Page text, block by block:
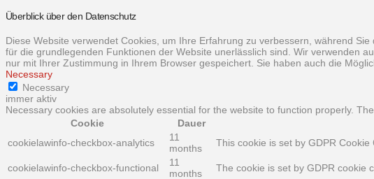
Überblick über den Datenschutz
Diese Website verwendet Cookies, um Ihre Erfahrung zu verbessern, während
für die grundlegenden Funktionen der Website unerlässlich sind. Wir verwenden
nur mit Ihrer Zustimmung in Ihrem Browser gespeichert. Sie haben auch die
Necessary
Necessary
immer aktiv
Necessary cookies are absolutely essential for the website to function properly.
Cookie
Dauer
cookielawinfo-checkbox-analytics
11
months
This cookie is set by GDPR
cookielawinfo-checkbox-functional
11
months
The cookie is set by GDPR cookie